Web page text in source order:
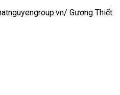
Gương Thiết